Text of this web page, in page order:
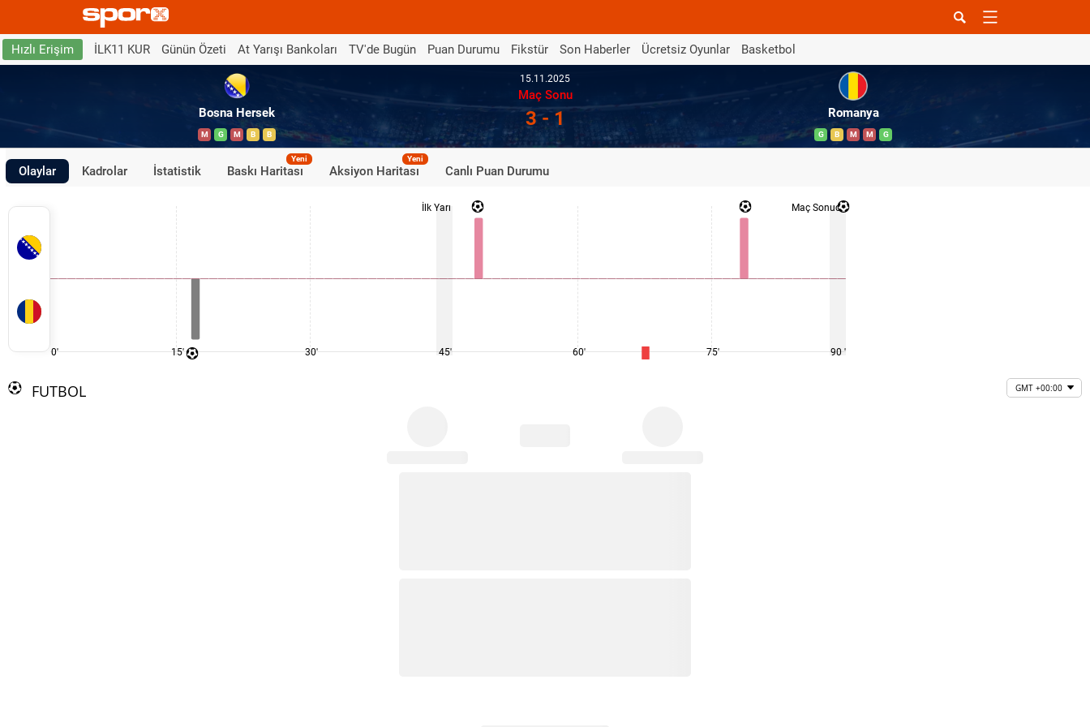
Hızlı Erişim İLK11 KUR Günün Özeti At Yarışı Bankoları TV'de Bugün Puan Durumu Fikstür Son Haberler Ücretsiz Oyunlar Basketbol
Bosna Hersek
M G M B B
15.11.2025
Maç Sonu
3 - 1 Romanya
G B M M G
Olaylar Kadrolar İstatistik Baskı Haritası
Yeni
Aksiyon Haritası
Yeni
Canlı Puan Durumu
0' 15' 30'
İlk Yarı
45' 60' 75'
Maç Sonucu
90 '
FUTBOL GMT +00:00